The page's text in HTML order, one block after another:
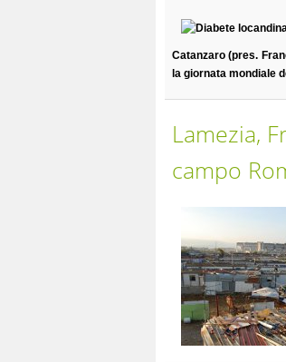
Catanzaro (pres.
la giornata mondiale
Lamezia,
campo